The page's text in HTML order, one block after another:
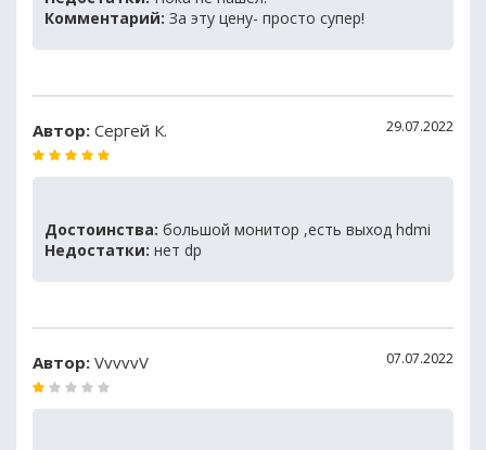
Комментарий: За эту цену- просто супер!
Автор: Сергей К. 29.07.2022
Достоинства: большой монитор ,есть выход hdmi
Недостатки: нет dp
Автор: VvvvvV 07.07.2022